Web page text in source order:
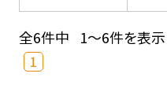
全6件中 1～6件を表示
1